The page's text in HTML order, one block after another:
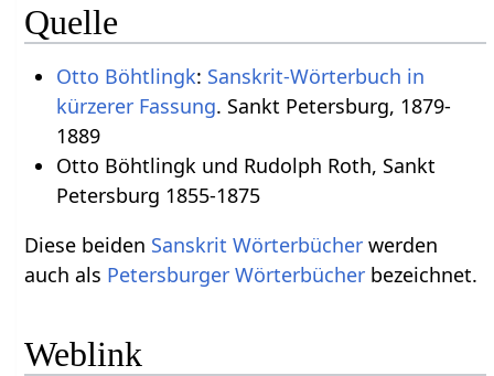
Quelle
Otto Böhtlingk: Sanskrit-Wörterbuch in
kürzerer Fassung. Sankt Petersburg, 1879-
1889
Otto Böhtlingk und Rudolph Roth, Sankt
Petersburg 1855-1875
Diese beiden Sanskrit Wörterbücher werden
auch als Petersburger Wörterbücher bezeichnet.
Weblink